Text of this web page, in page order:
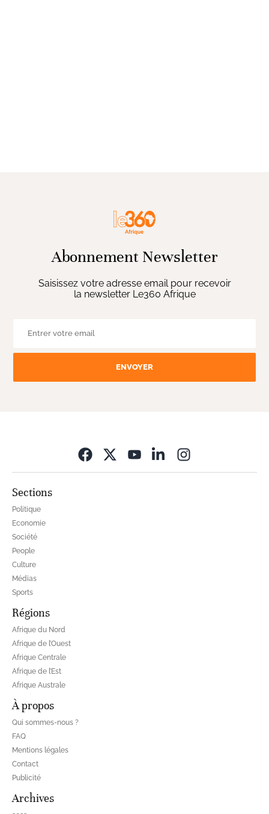
Abonnement Newsletter
Saisissez votre adresse email pour recevoir
la newsletter Le360 Afrique
ENVOYER
Sections
Politique
Economie
Société
People
Culture
Médias
Sports
Régions
Afrique du Nord
Afrique de l’Ouest
Afrique Centrale
Afrique de l’Est
Afrique Australe
À propos
Qui sommes-nous ?
FAQ
Mentions légales
Contact
Publicité
Archives